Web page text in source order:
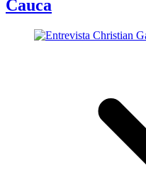
Cauca